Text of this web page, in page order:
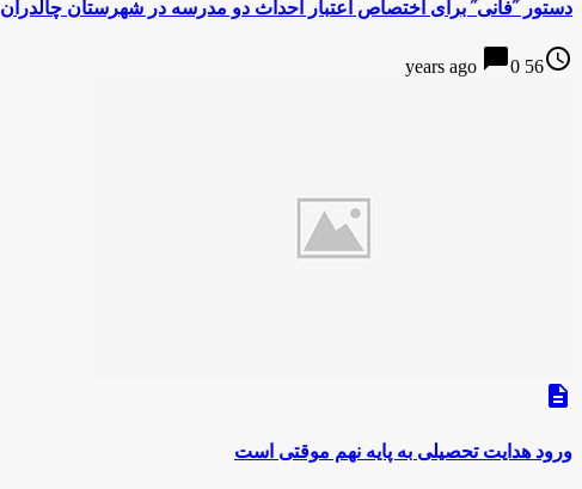
دستور ˝فانی˝ برای اختصاص اعتبار احداث دو مدرسه در شهرستان چالدران
access_time
56 years ago
chat_bubble0
description
ورود هدایت تحصیلی به پایه نهم موقتی است